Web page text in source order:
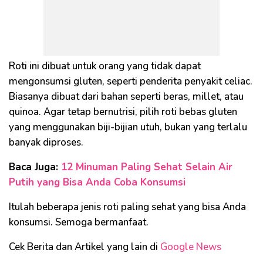
Roti ini dibuat untuk orang yang tidak dapat
mengonsumsi gluten, seperti penderita penyakit celiac.
Biasanya dibuat dari bahan seperti beras, millet, atau
quinoa. Agar tetap bernutrisi, pilih roti bebas gluten
yang menggunakan biji-bijian utuh, bukan yang terlalu
banyak diproses.
Baca Juga: 12 Minuman Paling Sehat Selain Air
Putih yang Bisa Anda Coba Konsumsi
Itulah beberapa jenis roti paling sehat yang bisa Anda
konsumsi. Semoga bermanfaat.
Cek Berita dan Artikel yang lain di Google News